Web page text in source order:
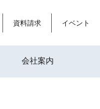
資料請求 イベント
会社案内